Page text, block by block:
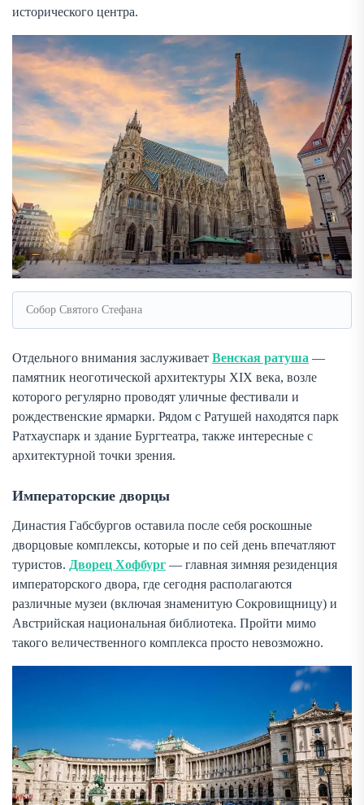
исторического центра.
Собор Святого Стефана
Отдельного внимания заслуживает Венская ратуша —
памятник неоготической архитектуры XIX века, возле
которого регулярно проводят уличные фестивали и
рождественские ярмарки. Рядом с Ратушей находятся парк
Ратхауспарк и здание Бургтеатра, также интересные с
архитектурной точки зрения.
Императорские дворцы
Династия Габсбургов оставила после себя роскошные
дворцовые комплексы, которые и по сей день впечатляют
туристов. Дворец Хофбург — главная зимняя резиденция
императорского двора, где сегодня располагаются
различные музеи (включая знаменитую Сокровищницу) и
Австрийская национальная библиотека. Пройти мимо
такого величественного комплекса просто невозможно.